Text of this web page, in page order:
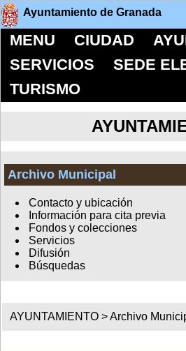
Ayuntamiento de Granada
MENU CIUDAD
SERVICIOS
SEDE
TURISMO
Archivo Municipal
Contacto y ubicación
Información para cita previa
Fondos y colecciones
Servicios
Difusión
Búsquedas
AYUNTAMIENTO >Archivo